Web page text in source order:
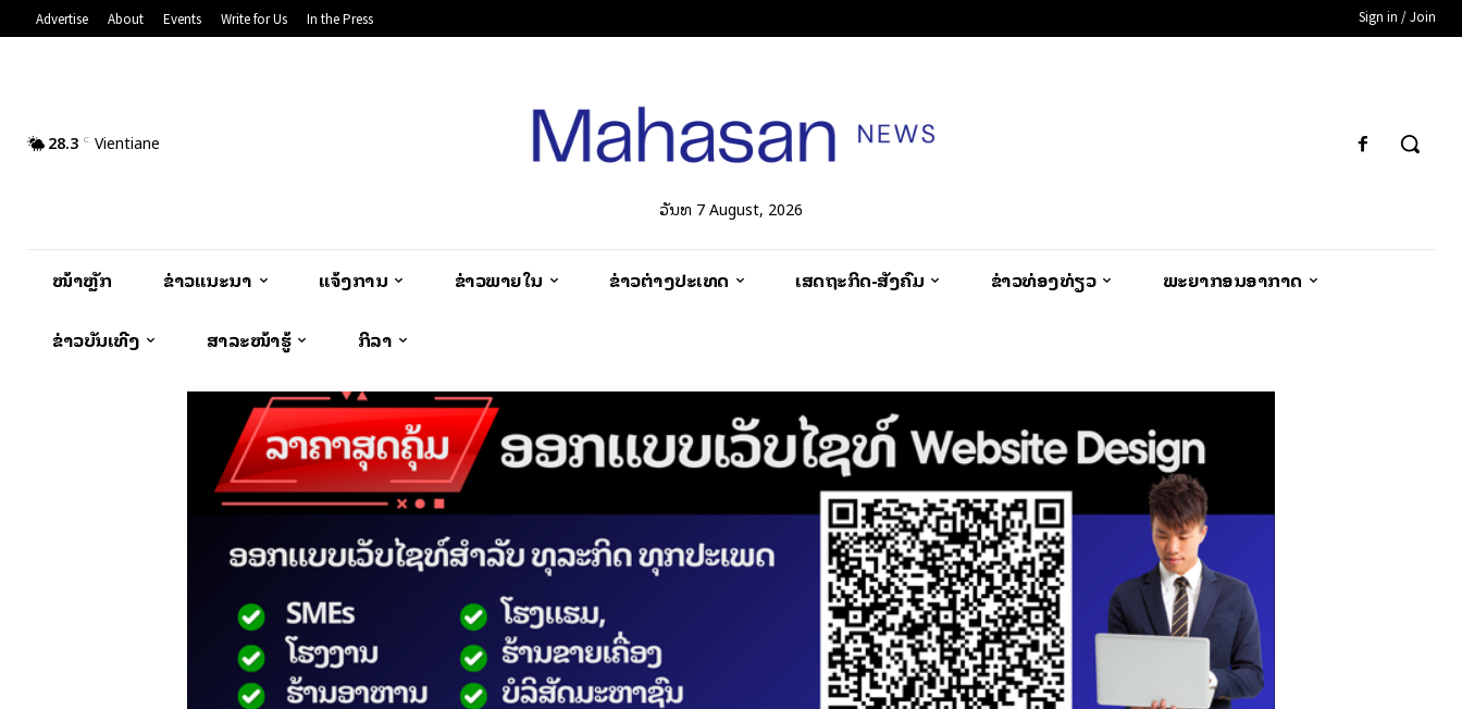
Advertise About Events Write for Us In the Press Sign in / Join
28.3 C Vientiane
ວັນທີ 7 August, 2026
ໜ້າຫຼັກ ຂ່າວແນະນຳ ແຈ້ງການ ຂ່າວພາຍໃນ ຂ່າວຕ່າງປະເທດ ເສດຖະກິດ-ສັງຄົມ ຂ່າວທ່ອງທ່ຽວ ພະຍາກອນອາກາດ
ຂ່າວບັນເທີງ ສາລະໜ້າຮູ້ ກິລາ